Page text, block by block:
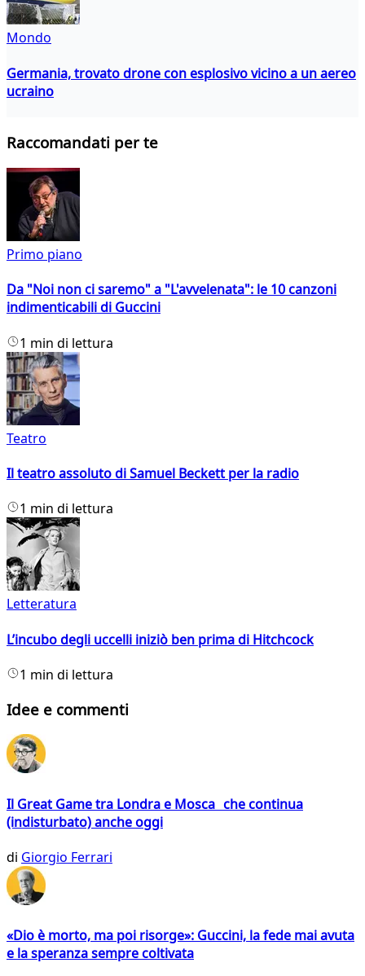
Mondo
Germania, trovato drone con esplosivo vicino a un aereo
ucraino
Raccomandati per te
Primo piano
Da "Noi non ci saremo" a "L'avvelenata": le 10 canzoni
indimenticabili di Guccini
1 min di lettura
Teatro
Il teatro assoluto di Samuel Beckett per la radio
1 min di lettura
Letteratura
L’incubo degli uccelli iniziò ben prima di Hitchcock
1 min di lettura
Idee e commenti
Il Great Game tra Londra e Mosca che continua
(indisturbato) anche oggi
di Giorgio Ferrari
«Dio è morto, ma poi risorge»: Guccini, la fede mai avuta
e la speranza sempre coltivata